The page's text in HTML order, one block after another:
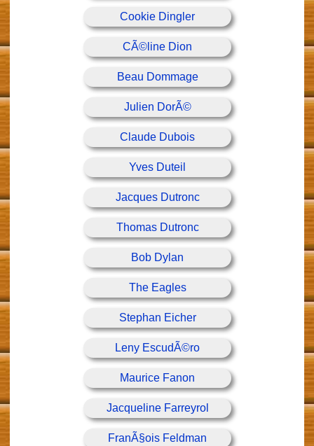
Cookie Dingler
CÃ©line Dion
Beau Dommage
Julien DorÃ©
Claude Dubois
Yves Duteil
Jacques Dutronc
Thomas Dutronc
Bob Dylan
The Eagles
Stephan Eicher
Leny EscudÃ©ro
Maurice Fanon
Jacqueline Farreyrol
FranÃ§ois Feldman